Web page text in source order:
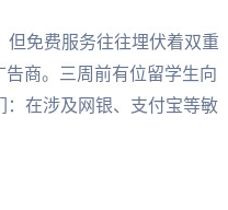
但免费服务往往埋伏着双重
商。三周前有位留学生向
在涉及网银、支付宝等敏